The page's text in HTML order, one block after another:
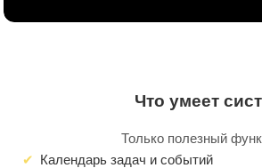
Что умеет
Только полезный
Календарь задач и событий